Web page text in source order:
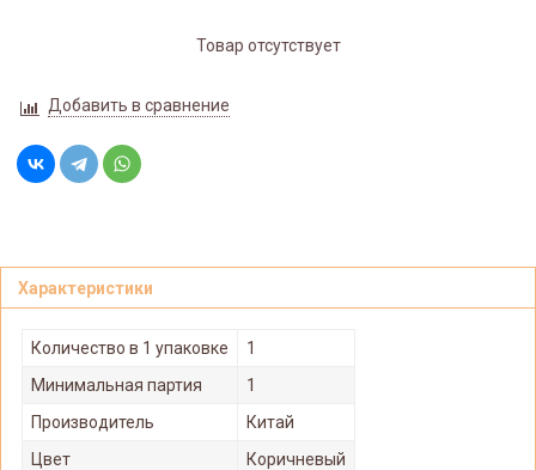
Товар отсутствует
Добавить в сравнение
Характеристики
Количество в 1 упаковке
1
Минимальная партия
1
Производитель
Китай
Цвет
Коричневый